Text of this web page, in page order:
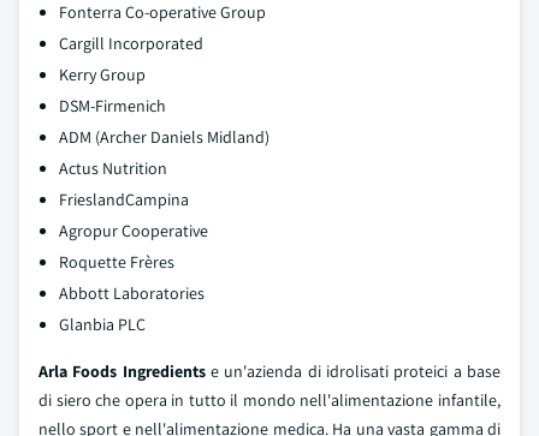
Fonterra Co-operative Group
Cargill Incorporated
Kerry Group
DSM-Firmenich
ADM (Archer Daniels Midland)
Actus Nutrition
FrieslandCampina
Agropur Cooperative
Roquette Frères
Abbott Laboratories
Glanbia PLC
Arla Foods Ingredientse un'azienda di idrolisati proteici a base
di siero che opera in tutto il mondo nell'alimentazione infantile,
nello sport e nell'alimentazione medica. Ha una vasta gamma di